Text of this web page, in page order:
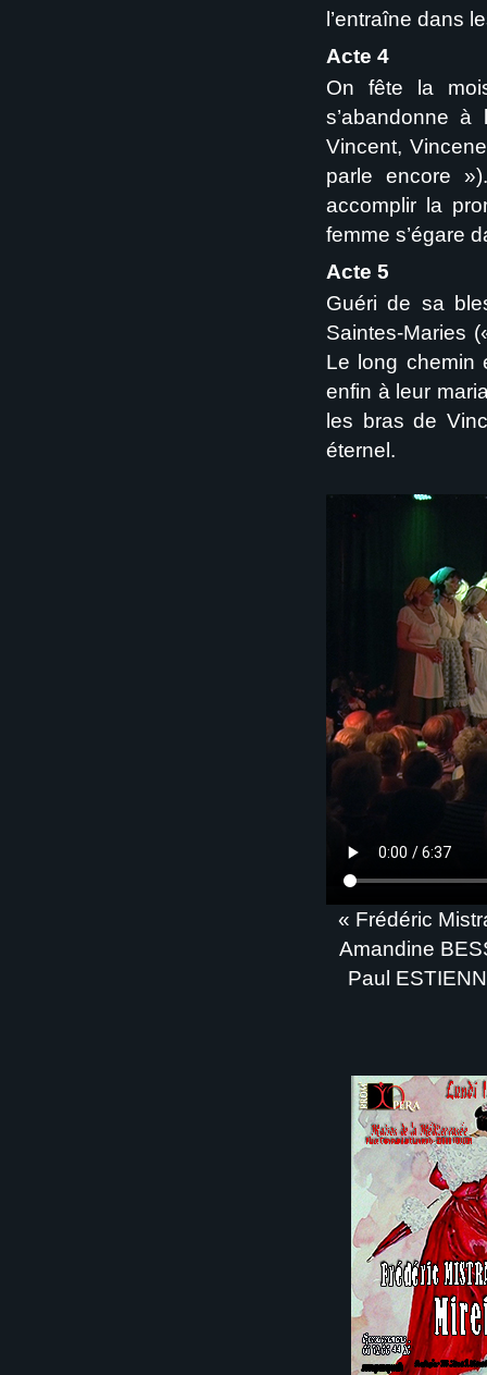
l’entraîne dans
Acte 4
On fête la
s’abandonne
Vincent,
parle encore
accomplir la
femme s’égare
Acte 5
Guéri de sa
Saintes-Maries
Le long chemin
enfin à leur
les bras de
éternel.
« Frédéric
Amandine
Paul